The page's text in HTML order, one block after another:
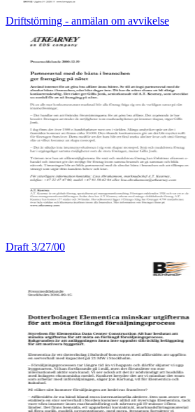
Driftstörning - anmälan om avvikelse
Draft 3/27/00